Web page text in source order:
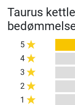
Taurus
5
4
3
2
1